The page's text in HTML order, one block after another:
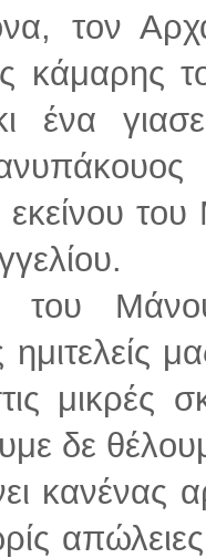
τον
κάμαρης
ένα
εκείνου
του Μάνου
ημιτελείς
μικρές
δε
κανένας